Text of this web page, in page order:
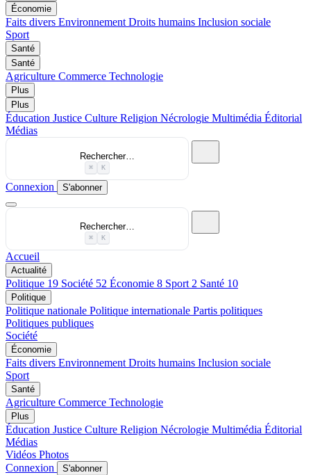
Économie
Faits divers Environnement Droits humains Inclusion sociale
Sport
Santé
Santé
Agriculture Commerce Technologie
Plus
Plus
Éducation Justice Culture Religion Nécrologie Multimédia Éditorial
Médias
Rechercher…
⌘ K
Connexion S'abonner
Rechercher…
⌘ K
Accueil
Actualité
Politique 19 Société 52 Économie 8 Sport 2 Santé 10
Politique
Politique nationale Politique internationale Partis politiques
Politiques publiques
Société
Économie
Faits divers Environnement Droits humains Inclusion sociale
Sport
Santé
Agriculture Commerce Technologie
Plus
Éducation Justice Culture Religion Nécrologie Multimédia Éditorial
Médias
Vidéos Photos
Connexion
S'abonner